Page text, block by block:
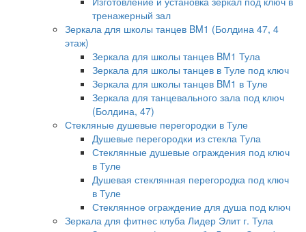
тренажерный зал
Зеркала для школы танцев BM1 (Болдина 47, 4
этаж)
Зеркала для школы танцев BM1 Тула
Зеркала для школы танцев в Туле под ключ
Зеркала для школы танцев BM1 в Туле
Зеркала для танцевального зала под ключ
(Болдина, 47)
Стекляные душевые перегородки в Туле
Душевые перегородки из стекла Тула
Стеклянные душевые ограждения под ключ
в Туле
Душевая стеклянная перегородка под ключ
в Туле
Стеклянное ограждение для душа под ключ
Зеркала для фитнес клуба Лидер Элит г. Тула